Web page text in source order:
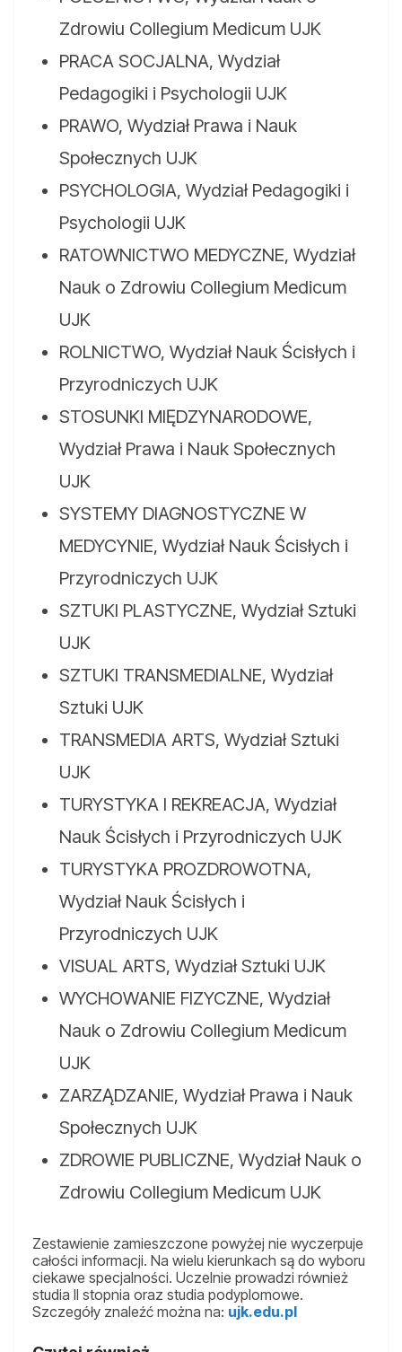
Zdrowiu Collegium Medicum UJK
PRACA SOCJALNA, Wydział
Pedagogiki i Psychologii UJK
PRAWO, Wydział Prawa i Nauk
Społecznych UJK
PSYCHOLOGIA, Wydział Pedagogiki i
Psychologii UJK
RATOWNICTWO MEDYCZNE, Wydział
Nauk o Zdrowiu Collegium Medicum
UJK
ROLNICTWO, Wydział Nauk Ścisłych i
Przyrodniczych UJK
STOSUNKI MIĘDZYNARODOWE,
Wydział Prawa i Nauk Społecznych
UJK
SYSTEMY DIAGNOSTYCZNE W
MEDYCYNIE, Wydział Nauk Ścisłych i
Przyrodniczych UJK
SZTUKI PLASTYCZNE, Wydział Sztuki
UJK
SZTUKI TRANSMEDIALNE, Wydział
Sztuki UJK
TRANSMEDIA ARTS, Wydział Sztuki
UJK
TURYSTYKA I REKREACJA, Wydział
Nauk Ścisłych i Przyrodniczych UJK
TURYSTYKA PROZDROWOTNA,
Wydział Nauk Ścisłych i
Przyrodniczych UJK
VISUAL ARTS, Wydział Sztuki UJK
WYCHOWANIE FIZYCZNE, Wydział
Nauk o Zdrowiu Collegium Medicum
UJK
ZARZĄDZANIE, Wydział Prawa i Nauk
Społecznych UJK
ZDROWIE PUBLICZNE, Wydział Nauk o
Zdrowiu Collegium Medicum UJK
Zestawienie zamieszczone powyżej nie wyczerpuje
całości informacji. Na wielu kierunkach są do wyboru
ciekawe specjalności. Uczelnie prowadzi również
studia II stopnia oraz studia podyplomowe.
Szczegóły znaleźć można na: ujk.edu.pl